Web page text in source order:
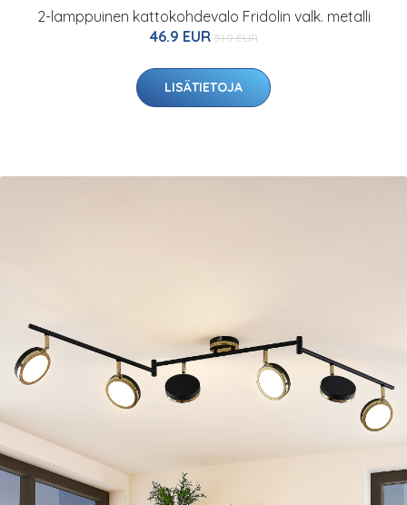
2-lamppuinen kattokohdevalo Fridolin valk. metalli
46.9 EUR 51.9 EUR
LISÄTIETOJA